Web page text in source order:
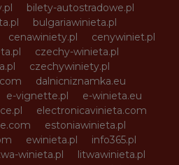
bilety-autostradowe.pl
bulgariawinieta.pl
cenawiniety.pl
cenywiniet.pl
czechy-winieta.pl
czechywiniety.pl
dalnicniznamka.eu
e-vignette.pl
e-winieta.eu
electronicavinieta.com
estoniawinieta.pl
ewinieta.pl
info365.pl
winieta.pl
litwawinieta.pl